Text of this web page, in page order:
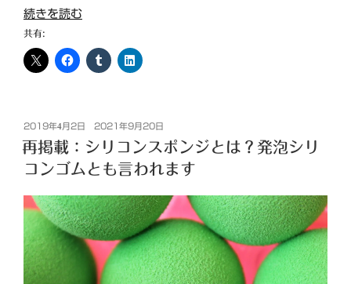
“耐
ス
チ
ー
レ
ー
ド
リ
ン
ス
ポ
続きを読む
共有:
投
稿
日:
2019年4月2日 2021年9月20日
再掲載：シリコンスポンジとは？発泡シリ
コンゴムとも言われます